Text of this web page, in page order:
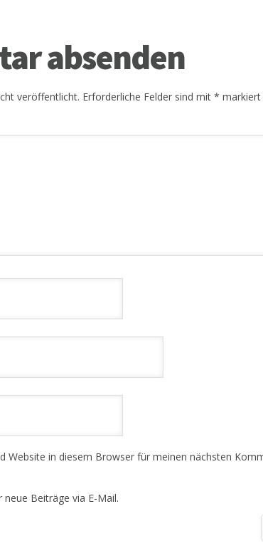
absenden
veröffentlicht. Erforderliche Felder sind mit * markiert
Website in diesem Browser für meinen nächsten
Beiträge via E-Mail.